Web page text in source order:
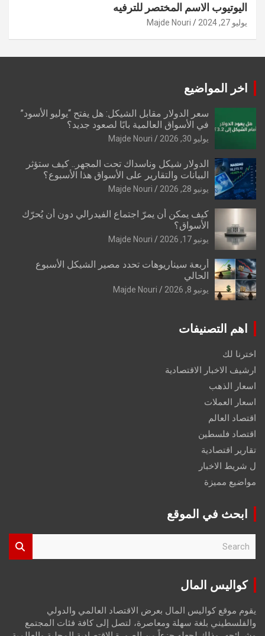
اليوتيوب الاسم المختصر للترفيه
يوليو 27, 2024 Majde Nouri
اخر المواضيع
سعر الدولار مقابل الشيكل: هل يفتح “يوليو الأسود”
في الأسواق العالمية بابًا لصعود جديد؟
يوليو 30, 2026 Majde Nouri
الدولار شيكل وناسداك تحت المجهر.. كيف ستؤثر
البيانات والتقارير على الأسواق هذا الأسبوع؟
يونيو 28, 2026 Majde Nouri
كيف يمكن أن يمرّ اجتماع الفيدرالي دون أن يُحرّك
الأسواق؟
يونيو 17, 2026 Majde Nouri
أربعة سيناريوهات تحدد مصير الشيكل الأسبوع
الحالي
يونيو 8, 2026 Majde Nouri
اهم التصنيفات
اخترنا لك
ارشيف الاخبار الاقتصادية
اسعار الذهب
اسعار العملات
اقتصاد العالم
اقتصاد فلسطين
تقارير اقتصادية
ل شريط الاخبار
مواضيع مميزة
ابحث في الموقع
r
كواليس المال
يقوم موقع كواليس المال بعرض الاقتصاد العالمي والدولي
والفلسطيني بلغة سهلة ومعاصرة، لتصل إلى كافة فئات المجتمع